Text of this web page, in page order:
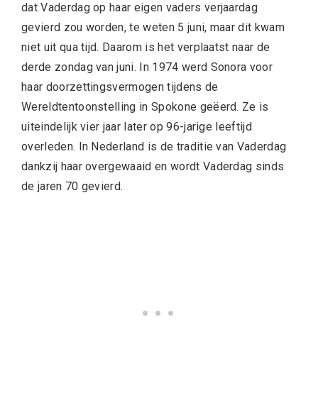
dat Vaderdag op haar eigen vaders verjaardag
gevierd zou worden, te weten 5 juni, maar dit kwam
niet uit qua tijd. Daarom is het verplaatst naar de
derde zondag van juni. In 1974 werd Sonora voor
haar doorzettingsvermogen tijdens de
Wereldtentoonstelling in Spokone geëerd. Ze is
uiteindelijk vier jaar later op 96-jarige leeftijd
overleden. In Nederland is de traditie van Vaderdag
dankzij haar overgewaaid en wordt Vaderdag sinds
de jaren 70 gevierd.